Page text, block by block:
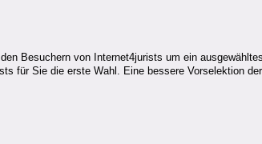
Besuchern von Internet4jurists um ein
für Sie die erste Wahl. Eine bessere Vorselektion